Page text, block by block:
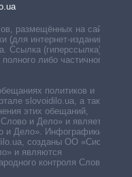
размещённых на сайте,
(для интернет-изданий —
Ссылка (гиперссылка)
либо частичного
политиков и
slovoidilo.ua, а также
этих обещаний,
и Дело» и является
Дело». Инфографики,
созданы ОО «Система
и являются
контроля Слово и